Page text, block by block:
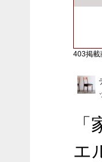
403掲載
エ